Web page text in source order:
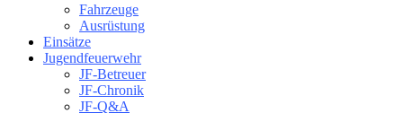
Fahrzeuge
Ausrüstung
Einsätze
Jugendfeuerwehr
JF-Betreuer
JF-Chronik
JF-Q&A